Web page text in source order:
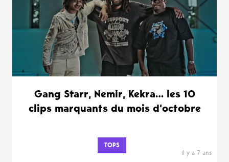
Gang Starr, Nemir, Kekra… les 10
clips marquants du mois d’octobre
TOPS
il y a 7 ans